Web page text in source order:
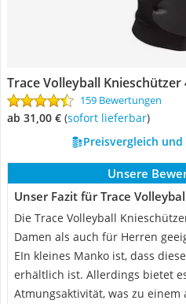
Trace Volleyball Knieschützer
159 Bewertungen
ab 31,00 € ( Sofort lieferbar)
Preisvergleich
Unsere
Unser Fazit für Trace
Die Trace Volleyball
Damen als auch für Herren
EIn kleines Manko ist, dass
erhältlich ist. Allerdings bietet
Atmungsaktivität, was zu